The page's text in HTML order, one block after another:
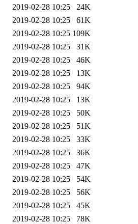
2019-02-28 10:25
24K
2019-02-28 10:25
61K
2019-02-28 10:25 109K
2019-02-28 10:25
31K
2019-02-28 10:25
46K
2019-02-28 10:25
13K
2019-02-28 10:25
94K
2019-02-28 10:25
13K
2019-02-28 10:25
50K
2019-02-28 10:25
51K
2019-02-28 10:25
33K
2019-02-28 10:25
36K
2019-02-28 10:25
47K
2019-02-28 10:25
54K
2019-02-28 10:25
56K
2019-02-28 10:25
45K
2019-02-28 10:25
78K